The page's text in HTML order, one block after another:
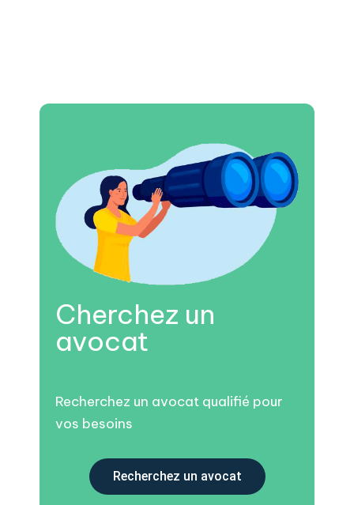
Cherchez un
avocat
Recherchez un avocat qualifié pour
vos besoins
Recherchez un avocat